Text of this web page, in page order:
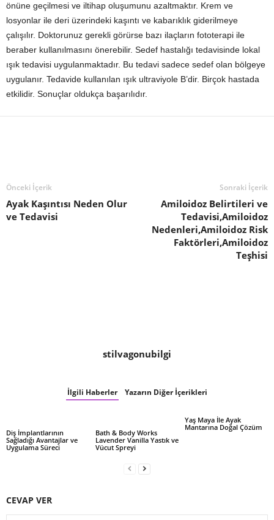
önüne geçilmesi ve iltihap oluşumunu azaltmaktır. Krem ve
losyonlar ile deri üzerindeki kaşıntı ve kabarıklık giderilmeye
çalışılır. Doktorunuz gerekli görürse bazı ilaçların fototerapi ile
beraber kullanılmasını önerebilir. Sedef hastalığı tedavisinde lokal
ışık tedavisi uygulanmaktadır. Bu tedavi sadece sedef olan bölgeye
uygulanır. Tedavide kullanılan ışık ultraviyole B’dir. Birçok hastada
etkilidir. Sonuçlar oldukça başarılıdır.
Önceki İçerik
Ayak Kaşıntısı Neden Olur
ve Tedavisi
Sonraki İçerik
Amiloidoz Belirtileri ve
Tedavisi,Amiloidoz
Nedenleri,Amiloidoz Risk
Faktörleri,Amiloidoz
Teşhisi
stilvagonubilgi
İlgili Haberler Yazarın Diğer İçerikleri
Diş İmplantlarının
Sağladığı Avantajlar ve
Uygulama Süreci
Bath & Body Works
Lavender Vanilla Yastık ve
Vücut Spreyi
Yaş Maya İle Ayak
Mantarına Doğal Çözüm
CEVAP VER